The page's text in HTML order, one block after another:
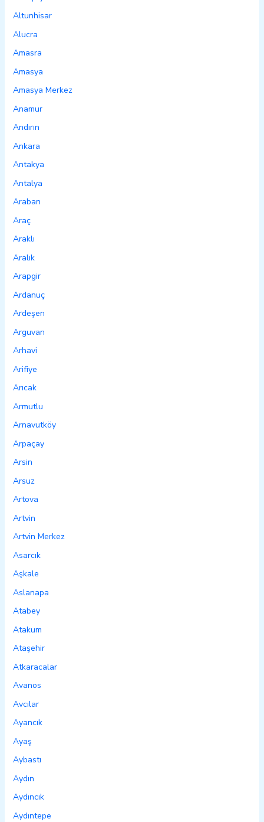
Altunhisar
Alucra
Amasra
Amasya
Amasya Merkez
Anamur
Andırın
Ankara
Antakya
Antalya
Araban
Araç
Araklı
Aralık
Arapgir
Ardanuç
Ardeşen
Arguvan
Arhavi
Arifiye
Arıcak
Armutlu
Arnavutköy
Arpaçay
Arsin
Arsuz
Artova
Artvin
Artvin Merkez
Asarcık
Aşkale
Aslanapa
Atabey
Atakum
Ataşehir
Atkaracalar
Avanos
Avcılar
Ayancık
Ayaş
Aybastı
Aydın
Aydıncık
Aydıntepe